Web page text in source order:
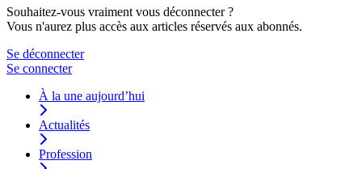
Souhaitez-vous vraiment vous déconnecter ?
Vous n'aurez plus accès aux articles réservés aux abonnés.
Se déconnecter
Se connecter
À la une aujourd’hui
Actualités
Profession